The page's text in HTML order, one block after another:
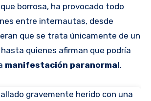
borrosa, ha provocado todo
entre internautas, desde
que se trata únicamente de un
hasta quienes afirman que podría
manifestación paranormal.